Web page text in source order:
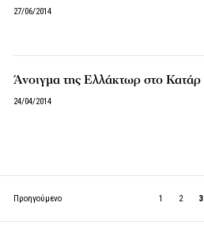
27/06/2014
Άνοιγμα της Ελλάκτωρ στο Κατάρ
24/04/2014
Προηγούμενο 1 2 3